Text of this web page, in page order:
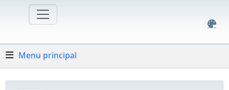
Menu principal